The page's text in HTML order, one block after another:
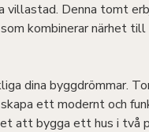
villastad. Denna tomt
kombinerar närhet
dina byggdrömmar.
ett modernt och
att bygga ett hus i två